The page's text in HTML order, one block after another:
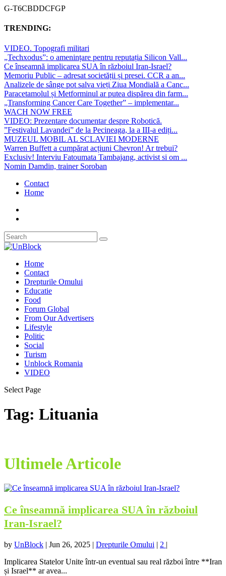
G-T6CBDDCFGP
TRENDING:
VIDEO. Topografi militari
„Techxodus”: o amenințare pentru reputația Silicon Vall...
Ce înseamnă implicarea SUA în războiul Iran-Israel?
Memoriu Public – adresat societății și presei. CCR a an...
Analizele de sânge pot salva vieți Ziua Mondială a Canc...
Paracetamolul și Metforminul ar putea dispărea din farm...
„Transforming Cancer Care Together” – implementar...
WACH NOW FREE
VIDEO: Prezentare documentar despre Robotică.
”Festivalul Lavandei” de la Pecineaga, la a III-a ediți...
MUZEUL MOBIL AL SCLAVIEI MODERNE
Warren Buffett a cumpărat acțiuni Chevron! Ar trebui?
Exclusiv! Interviu Fatoumata Tambajang, activist si om ...
Nomin Damdin, trainer Soroban
Contact
Home
Home
Contact
Drepturile Omului
Educatie
Food
Forum Global
From Our Advertisers
Lifestyle
Politic
Social
Turism
Unblock Romania
VIDEO
Select Page
Tag: Lituania
Ultimele Articole
Ce înseamnă implicarea SUA în războiul
Iran-Israel?
by UnBlock | Jun 26, 2025 | Drepturile Omului | 2 |
Implicarea Statelor Unite într-un eventual sau real război între **Iran
și Israel** ar avea...